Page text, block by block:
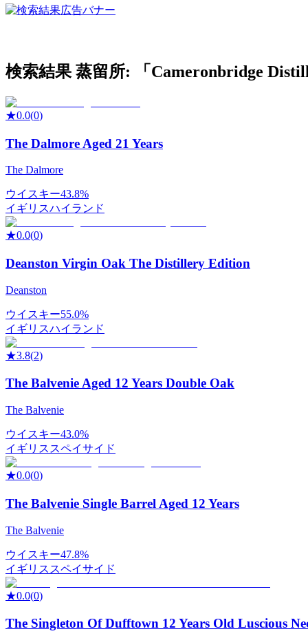
検索結果 蒸留所: 「 Cameronbridge
★0.0(0)
The Dalmore Aged 21 Years
The Dalmore
ウイスキー43.8%
イギリスハイランド
★0.0(0)
Deanston Virgin Oak The Distillery Edition
Deanston
ウイスキー55.0%
イギリスハイランド
★3.8(2)
The Balvenie Aged 12 Years Double Oak
The Balvenie
ウイスキー43.0%
イギリス スペイサイド
★0.0(0)
The Balvenie Single Barrel Aged 12 Years
The Balvenie
ウイスキー47.8%
イギリス スペイサイド
★0.0(0)
The Singleton Of Dufftown 12 Years Old Luscious